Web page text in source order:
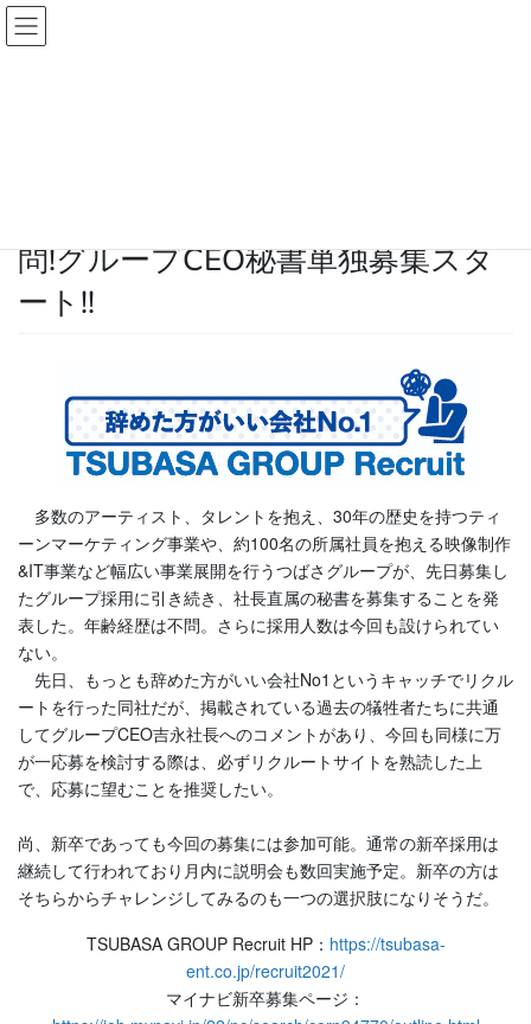
コ
ン
ナ
ビ
問!グループCEO秘書単独募集スタ
ート!!
多数のアーティスト、タレントを抱え、30年の歴史を持つティ
ーンマーケティング事業や、約100名の所属社員を抱える映像制作
&IT事業など幅広い事業展開を行うつばさグループが、先日募集し
たグループ採用に引き続き、社長直属の秘書を募集することを発
表した。年齢経歴は不問。さらに採用人数は今回も設けられてい
ない。
先日、もっとも辞めた方がいい会社No1というキャッチでリクル
ートを行った同社だが、掲載されている過去の犠牲者たちに共通
してグループCEO吉永社長へのコメントがあり、今回も同様に万
が一応募を検討する際は、必ずリクルートサイトを熟読した上
で、応募に望むことを推奨したい。
尚、新卒であっても今回の募集には参加可能。通常の新卒採用は
継続して行われており月内に説明会も数回実施予定。新卒の方は
そちらからチャレンジしてみるのも一つの選択肢になりそうだ。
TSUBASA GROUP Recruit HP： https://tsubasa-
ent.co.jp/recruit2021/
マイナビ新卒募集ページ：